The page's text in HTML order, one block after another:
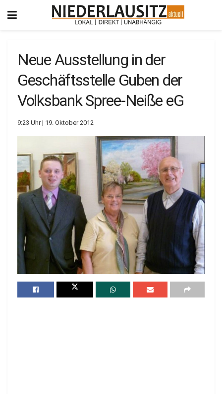
Neue Ausstellung in der
Geschäftsstelle Guben der
Volksbank Spree-Neiße eG
9:23 Uhr | 19. Oktober 2012